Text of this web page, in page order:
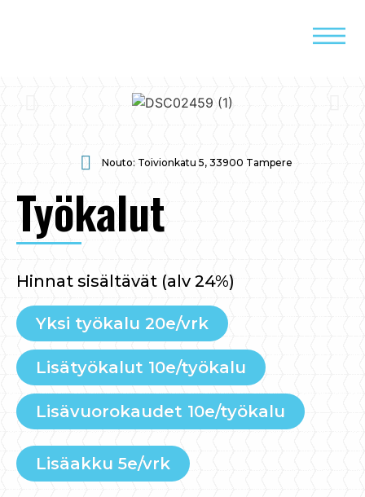
Nouto: Toivionkatu 5, 33900 Tampere
Työkalut
Hinnat sisältävät (alv 24%)
Yksi työkalu 20e/vrk
Lisätyökalut 10e/työkalu
Lisävuorokaudet 10e/työkalu
Lisäakku 5e/vrk